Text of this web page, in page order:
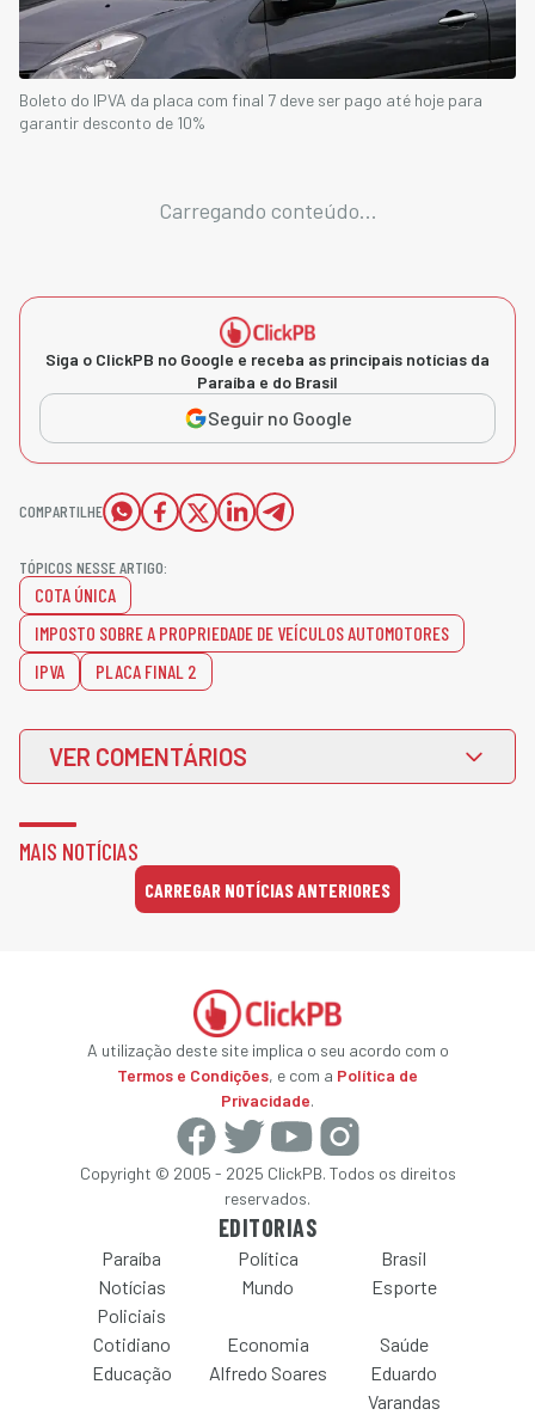
Boleto do IPVA da placa com final 7 deve ser pago até hoje para
garantir desconto de 10%
Carregando conteúdo...
Siga o ClickPB no Google e receba as principais notícias da
Paraíba e do Brasil
Seguir no Google
COMPARTILHE
TÓPICOS NESSE ARTIGO:
COTA ÚNICA
IMPOSTO SOBRE A PROPRIEDADE DE VEÍCULOS AUTOMOTORES
IPVA
PLACA FINAL 2
VER COMENTÁRIOS
MAIS NOTÍCIAS
CARREGAR NOTÍCIAS ANTERIORES
A utilização deste site implica o seu acordo com o
Termos e Condições, e com a Política de
Privacidade.
Copyright © 2005 - 2025 ClickPB. Todos os direitos
reservados.
EDITORIAS
Paraíba Política
Brasil
Notícias
Policiais
Mundo Esporte
Cotidiano Economia
Saúde
Educação
Alfredo Soares
Eduardo
Varandas